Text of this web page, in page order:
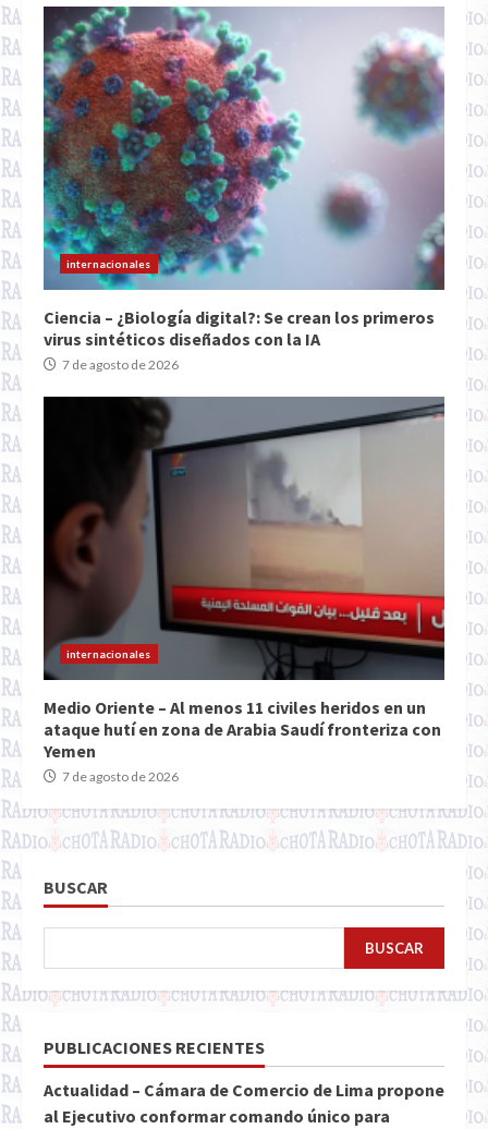
internacionales
Ciencia – ¿Biología digital?: Se crean los primeros
virus sintéticos diseñados con la IA
7 de agosto de 2026
internacionales
Medio Oriente – Al menos 11 civiles heridos en un
ataque hutí en zona de Arabia Saudí fronteriza con
Yemen
7 de agosto de 2026
BUSCAR
BUSCAR
PUBLICACIONES RECIENTES
Actualidad – Cámara de Comercio de Lima propone
al Ejecutivo conformar comando único para